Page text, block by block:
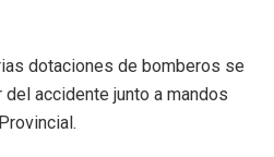
dotaciones de bomberos se
accidente junto a mandos